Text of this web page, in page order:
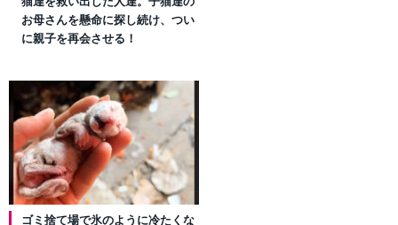
お母さんを懸命に探し続け、つい
に親子を再会させる！
ゴミ捨て場で氷のように冷たくな